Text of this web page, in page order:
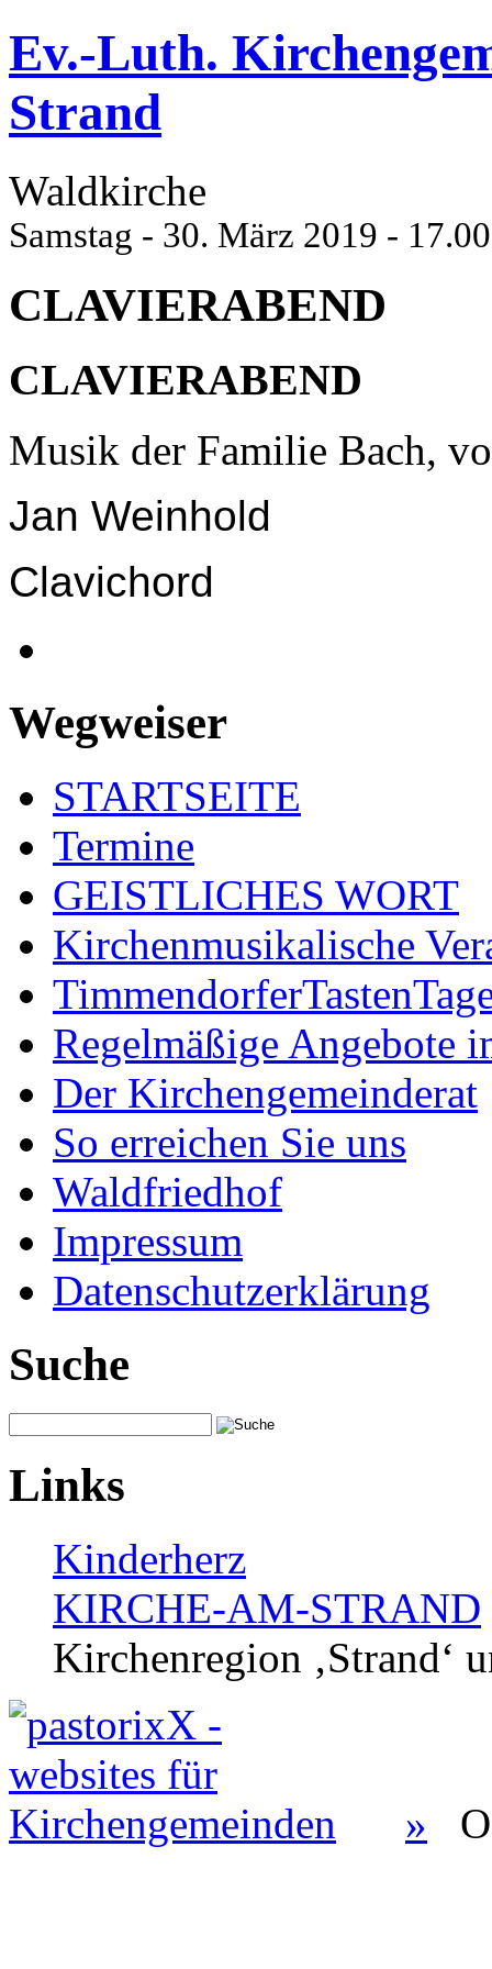
Ev.-Luth.
Strand
Waldkirche
Samstag - 30. März 2019 -
CLAVIERABEND
CLAVIERABEND
Musik der Familie Bach,
Jan Weinhold
Clavichord
Wegweiser
STARTSEITE
Termine
GEISTLICHES WORT
Kirchenmusikalische
Regelmäßige Angebote
Der Kirchengemeinderat
So erreichen Sie uns
Waldfriedhof
Impressum
Datenschutzerklärung
Suche
Links
Kinderherz
KIRCHE-AM-STRAND
Kirchenregion ‚Strand‘
»